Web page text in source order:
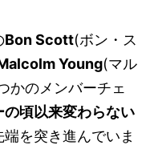
Bon Scott(ボン・ス
Young(マル
かのメンバーチェ
の頃以来変わらない
を突き進んでいま